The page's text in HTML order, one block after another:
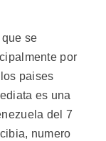
se
por
paises
es una
del 7
numero